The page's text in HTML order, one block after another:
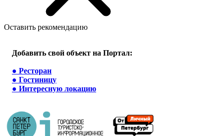
Оставить рекомендацию
Добавить свой объект на Портал:
● Ресторан
● Гостиницу
● Интересную локацию